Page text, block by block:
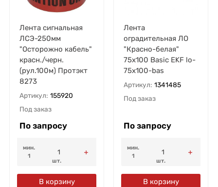
Лента сигнальная
ЛСЭ-250мм
"Осторожно кабель"
красн./черн.
(рул.100м) Протэкт
8273
Артикул: 155920
Под заказ
По запросу
мин.
1
шт.
В корзину
Лента
оградительная ЛО
"Красно-белая"
75х100 Basic EKF lo-
75x100-bas
Артикул: 1341485
Под заказ
По запросу
мин.
1
шт.
В корзину